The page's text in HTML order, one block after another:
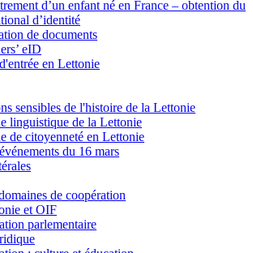
d’un enfant né en France – obtention du
d’identité
de documents
eID
en Lettonie
sensibles de l'histoire de la Lettonie
linguistique de la Lettonie
de citoyenneté en Lettonie
du 16 mars
de coopération
et OIF
parlementaire